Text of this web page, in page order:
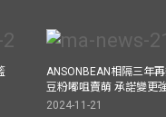
ANSONBEAN相隔三年
豆粉嘟咀賣萌 承諾變更
2024-11-21